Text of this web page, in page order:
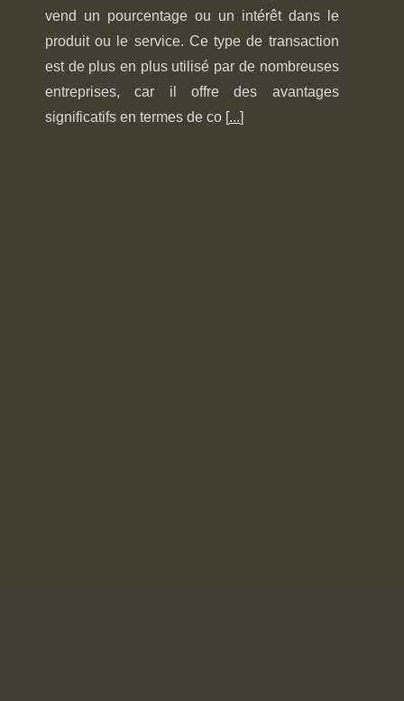
vend un pourcentage ou un intérêt dans le
produit ou le service. Ce type de transaction
est de plus en plus utilisé par de nombreuses
entreprises, car il offre des avantages
significatifs en termes de co [...]